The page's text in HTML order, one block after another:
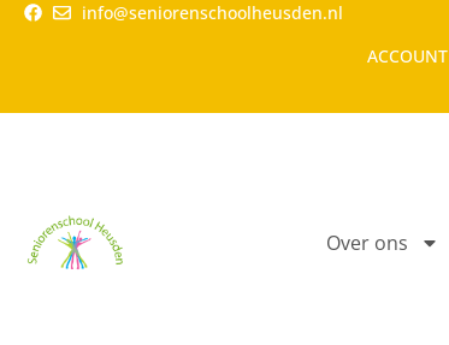
ACCOUNT
info@seniorenschoolheusden.nl
Over ons